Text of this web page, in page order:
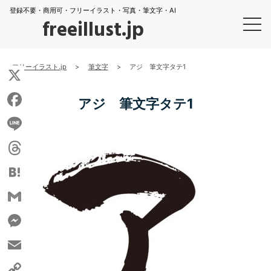
登録不要・商用可・フリーイラスト・写真・筆文字・AI
freeillust.jp
フリーイラスト.jp > 筆文字 > アジ 筆文字タテ1
アジ 筆文字タテ1
X
Facebook
Line
Threads
Hatena
Gmail
Messenger
Email